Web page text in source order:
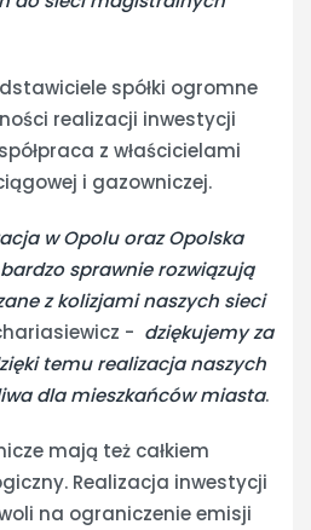
spółki ogromne
realizacji inwestycji
z właścicielami
i gazowniczej.
w Opolu oraz Opolska
sprawnie rozwiązują
z kolizjami naszych sieci
- dziękujemy za
temu realizacja naszych
dla mieszkańców miasta.
mają też całkiem
Realizacja inwestycji
na ograniczenie emisji